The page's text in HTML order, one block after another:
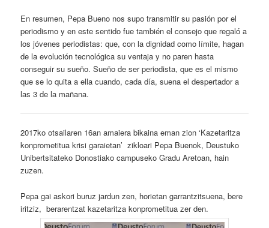
En resumen, Pepa Bueno nos supo transmitir su pasión por el
periodismo y en este sentido fue también el consejo que regaló a
los jóvenes periodistas: que, con la dignidad como límite, hagan
de la evolución tecnológica su ventaja y no paren hasta
conseguir su sueño. Sueño de ser periodista, que es el mismo
que se lo quita a ella cuando, cada día, suena el despertador a
las 3 de la mañana.
2017ko otsailaren 16an amaiera bikaina eman zion ‘Kazetaritza
konprometitua krisi garaietan’ zikloari Pepa Buenok, Deustuko
Unibertsitateko Donostiako campuseko Gradu Aretoan, hain
zuzen.
Pepa gai askori buruz jardun zen, horietan garrantzitsuena, bere
iritziz, berarentzat kazetaritza konprometitua zer den.